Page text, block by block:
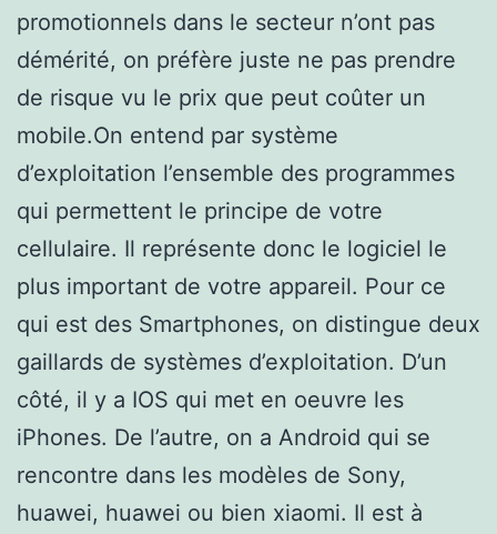
promotionnels dans le secteur n’ont pas
démérité, on préfère juste ne pas prendre
de risque vu le prix que peut coûter un
mobile.On entend par système
d’exploitation l’ensemble des programmes
qui permettent le principe de votre
cellulaire. Il représente donc le logiciel le
plus important de votre appareil. Pour ce
qui est des Smartphones, on distingue deux
gaillards de systèmes d’exploitation. D’un
côté, il y a IOS qui met en oeuvre les
iPhones. De l’autre, on a Android qui se
rencontre dans les modèles de Sony,
huawei, huawei ou bien xiaomi. Il est à